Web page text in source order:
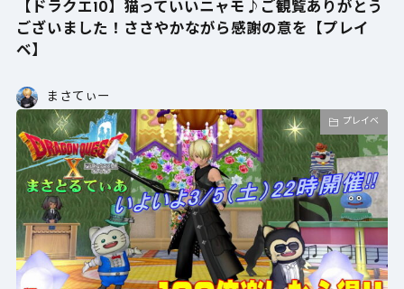
【ドラクエ10】猫っていいニャモ♪ご観覧ありがとう
ございました！ささやかながら感謝の意を【プレイ
ベ】
まさてぃー
プレイベ